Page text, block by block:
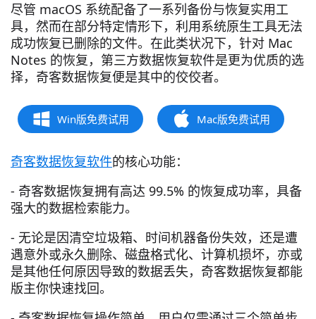
尽管 macOS 系统配备了一系列备份与恢复实用工
具，然而在部分特定情形下，利用系统原生工具无法
成功恢复已删除的文件。在此类状况下，针对 Mac
Notes 的恢复，第三方数据恢复软件是更为优质的选
择，奇客数据恢复便是其中的佼佼者。
Win版免费试用 Mac版免费试用
奇客数据恢复软件的核心功能：
- 奇客数据恢复拥有高达 99.5% 的恢复成功率，具备
强大的数据检索能力。
- 无论是因清空垃圾箱、时间机器备份失效，还是遭
遇意外或永久删除、磁盘格式化、计算机损坏，亦或
是其他任何原因导致的数据丢失，奇客数据恢复都能
版主你快速找回。